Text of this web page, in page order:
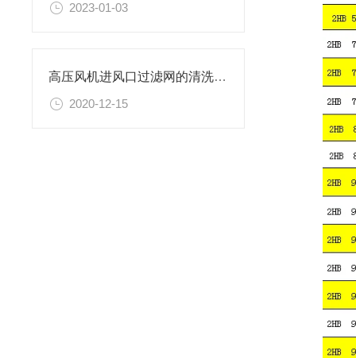
2023-01-03
高压风机进风口过滤网的清洗方法
2020-12-15